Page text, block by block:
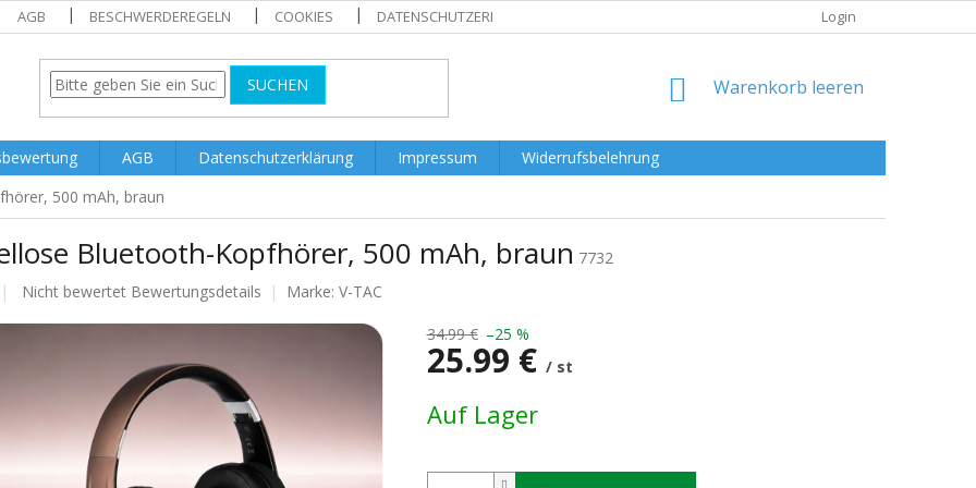
AGB BESCHWERDEREGELN COOKIES DATENSCHUTZERKLÄRUNG Login
SUCHEN WARENKORB
Warenkorb leeren
AGB Datenschutzerklärung Impressum
Widerrufsbelehrung
500 mAh, braun
Bluetooth-Kopfhörer, 500 mAh, braun 7732
Die
Nicht bewertet Bewertungsdetails Marke: V-TAC
34.99 € –25 %
25.99 € / st
Auf Lager